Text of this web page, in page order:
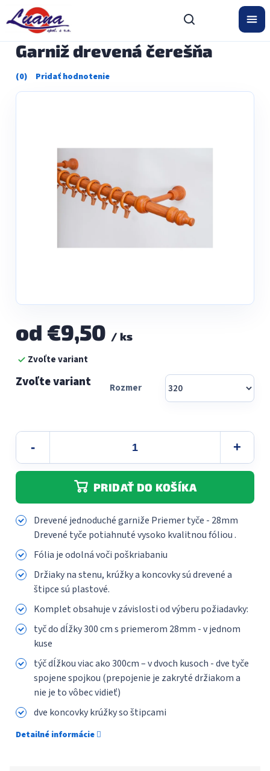
obsah
Garniž drevená čerešňa
Priemerné
hodnotenie
hviezdičiek.
od €9,50 / ks
Jednotková
cena:Zvoľte variant
Rozmer
PRIDAŤ DO KOŠÍKA
Drevené jednoduché garniže Priemer tyče - 28mm
Drevené tyče potiahnuté vysoko kvalitnou fóliou .
Fólia je odolná voči poškriabaniu
Držiaky na stenu, krúžky a koncovky sú drevené a
štipce sú plastové.
Komplet obsahuje v závislosti od výberu požiadavky:
tyč do dĺžky 300 сm s priemerom 28mm - v jednom
kuse
týč dĺžkou viac ako 300cm – v dvoch kusoch - dve tyče
spojene spojkou (prepojenie je zakryté držiakom a
nie je to vôbec vidieť)
dve koncovky krúžky so štipcami
Detailné informácie